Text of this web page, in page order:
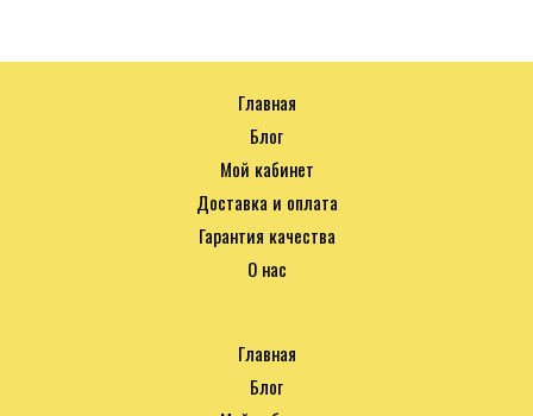
Главная
Блог
Мой кабинет
Доставка и оплата
Гарантия качества
О нас
Главная
Блог